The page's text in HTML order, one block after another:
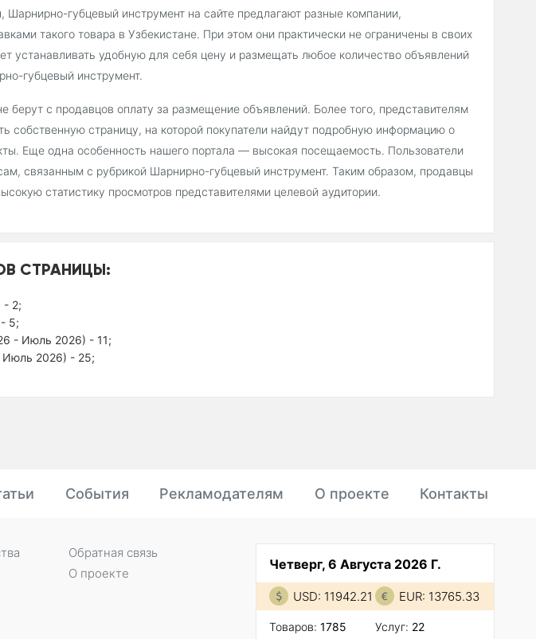
Шарнирно-губцевый инструмент на сайте предлагают разные компании,
такого товара в Узбекистане. При этом они практически не ограничены в своих
устанавливать удобную для себя цену и размещать любое количество объявлений
губцевый инструмент.
берут с продавцов оплату за размещение объявлений. Более того, представителям
собственную страницу, на которой покупатели найдут подробную информацию о
Еще одна особенность нашего портала — высокая посещаемость. Пользователи
связанным с рубрикой Шарнирно-губцевый инструмент. Таким образом, продавцы
статистику просмотров представителями целевой аудитории.
СТРАНИЦЫ:
- 2;
5;
- Июль 2026) - 11;
Июль 2026) - 25;
События Рекламодателям О проекте Контакты
Четверг, 6 Августа 2026 Г.
USD: 11942.21 EUR: 13765.33
Товаров: 1785
Услуг: 22
Обратная связь
О проекте